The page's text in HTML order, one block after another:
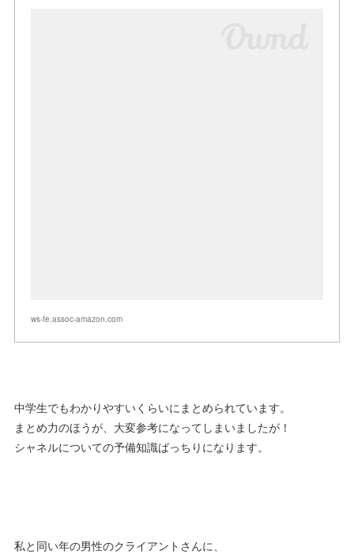
ws-fe.assoc-amazon.com
中学生でもわかりやすいくらいにまとめられています。
まとめ力のほうが、大変参考になってしまいましたが！
シャネルについての予備知識ばっちりになります。
私と同い年の男性のクライアントさんに、